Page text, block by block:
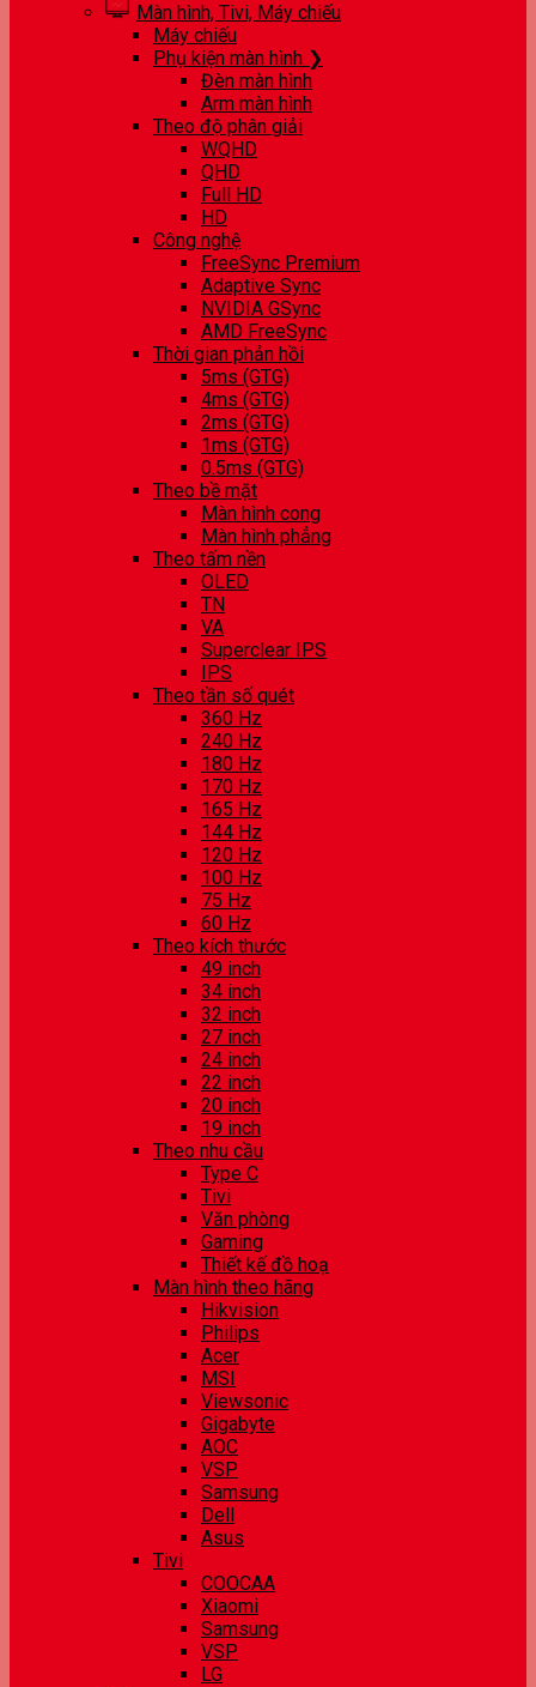
Màn hình, Tivi, Máy chiếu
Máy chiếu
Phụ kiện màn hình ❯
Đèn màn hình
Arm màn hình
Theo độ phân giải
WQHD
QHD
Full HD
HD
Công nghệ
FreeSync Premium
Adaptive Sync
NVIDIA GSync
AMD FreeSync
Thời gian phản hồi
5ms (GTG)
4ms (GTG)
2ms (GTG)
1ms (GTG)
0.5ms (GTG)
Theo bề mặt
Màn hình cong
Màn hình phẳng
Theo tấm nền
OLED
TN
VA
Superclear IPS
IPS
Theo tần số quét
360 Hz
240 Hz
180 Hz
170 Hz
165 Hz
144 Hz
120 Hz
100 Hz
75 Hz
60 Hz
Theo kích thước
49 inch
34 inch
32 inch
27 inch
24 inch
22 inch
20 inch
19 inch
Theo nhu cầu
Type C
Tivi
Văn phòng
Gaming
Thiết kế đồ hoạ
Màn hình theo hãng
Hikvision
Philips
Acer
MSI
Viewsonic
Gigabyte
AOC
VSP
Samsung
Dell
Asus
Tivi
COOCAA
Xiaomi
Samsung
VSP
LG